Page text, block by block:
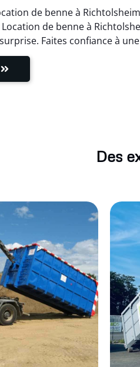
de benne à
de benne à
Faites confiance à
Des